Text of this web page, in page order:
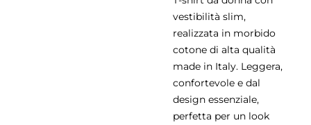
vestibilità slim,
realizzata in morbido
cotone di alta qualità
made in Italy. Leggera,
confortevole e dal
design essenziale,
perfetta per un look